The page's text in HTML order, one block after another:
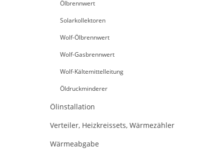
Ölbrennwert
Solarkollektoren
Wolf-Ölbrennwert
Wolf-Gasbrennwert
Wolf-Kältemittelleitung
Öldruckminderer
Ölinstallation
Verteiler, Heizkreissets, Wärmezähler
Wärmeabgabe